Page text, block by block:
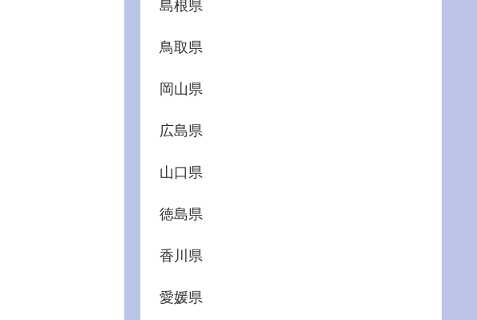
島根県
鳥取県
岡山県
広島県
山口県
徳島県
香川県
愛媛県